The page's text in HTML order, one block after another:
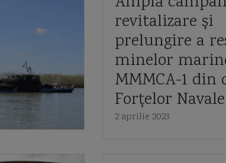
revitalizare și
prelungire a
minelor
MMMCA-1 din
Forțelor
2 aprilie 2023